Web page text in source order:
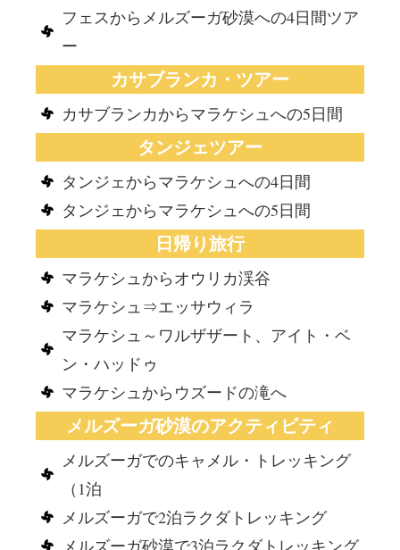
フェスからメルズーガ砂漠への4日間ツア
ー
カサブランカ・ツアー
カサブランカからマラケシュへの5日間
タンジェツアー
タンジェからマラケシュへの4日間
タンジェからマラケシュへの5日間
日帰り旅行
マラケシュからオウリカ渓谷
マラケシュ⇒エッサウィラ
マラケシュ～ワルザザート、アイト・ベ
ン・ハッドゥ
マラケシュからウズードの滝へ
メルズーガ砂漠のアクティビティ
メルズーガでのキャメル・トレッキング
（1泊
メルズーガで2泊ラクダトレッキング
メルズーガ砂漠で3泊ラクダトレッキング